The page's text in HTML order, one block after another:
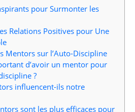
pour Surmonter les
Relations Positives pour Une
Mentors sur l’Auto-Discipline
d’avoir un mentor pour
?
influencent-ils notre
sont les plus efficaces pour